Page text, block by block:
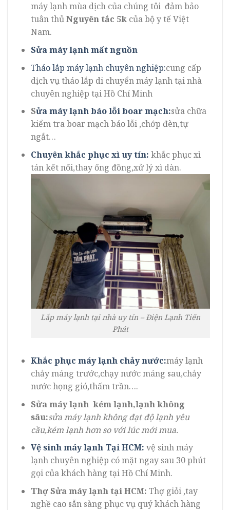
máy lạnh mùa dịch của chúng tôi đảm bảo
tuân thủNguyên tắc 5kcủa bộ y tế Việt
Nam.
Sửa máy lạnh mất nguồn
Tháo lắp máy lạnh chuyên nghiệp:cung cấp
dịch vụ tháo lắp di chuyển máy lạnh tại nhà
chuyên nghiệp tại Hồ Chí Minh
Sửa máy lạnh báo lỗi boar mạch:sửa chữa
kiểm tra boar mạch báo lỗi ,chớp đèn,tự
ngắt…
Chuyên khắc phục xì uy tín: khắc phục xì
tán kết nối,thay ống đồng,xử lý xì dàn.
Lắp máy lạnh tại nhà uy tín – Điện Lạnh Tiến
Phát
Khắc phục máy lạnh chảy nước:máy lạnh
chảy máng trước,chạy nước máng sau,chảy
nước họng gió,thấm trần….
Sửa máy lạnh kém lạnh,lạnh không
sâu:sửa máy lạnh không đạt độ lạnh yêu
cầu,kém lạnh hơn so với lúc mới mua.
Vệ sinh máy lạnh Tại HCM: vệ sinh máy
lạnh chuyên nghiệp có mặt ngay sau 30 phút
gọi của khách hàng tại Hồ Chí Minh.
Thợ Sửa máy lạnh tại HCM: Thợ giỏi ,tay
nghề cao sẵn sàng phục vụ quý khách hàng